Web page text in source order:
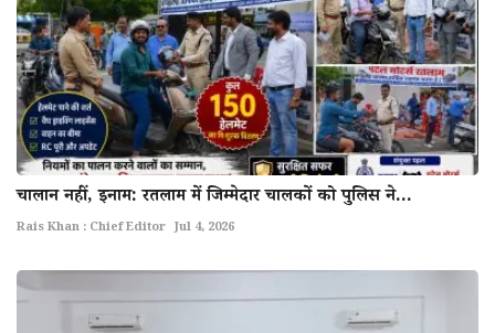
चालान नहीं, इनाम: रतलाम में जिम्मेदार चालकों को पुलिस ने...
Rais Khan : Chief Editor Jul 4, 2026